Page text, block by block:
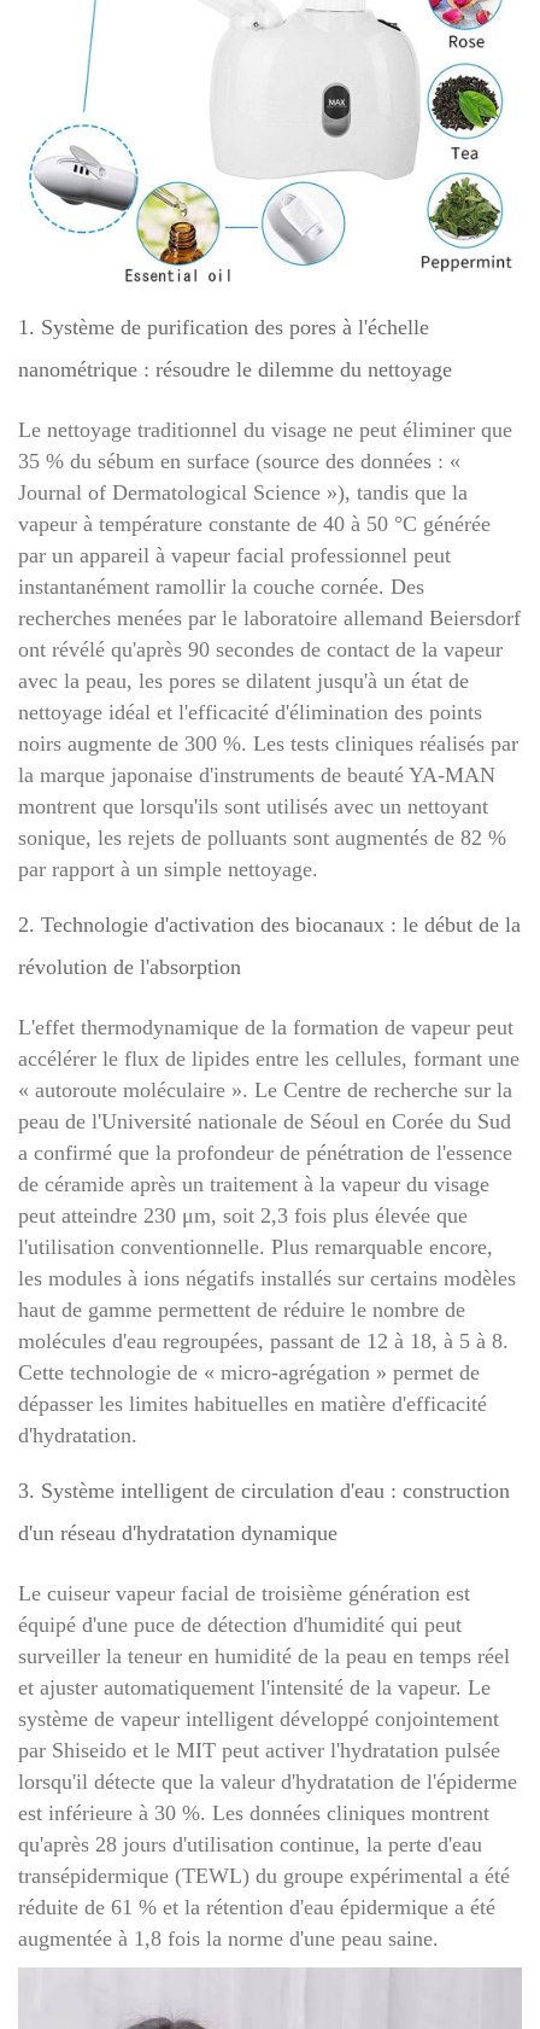
1. Système de purification des pores à l'échelle
nanométrique : résoudre le dilemme du nettoyage
Le nettoyage traditionnel du visage ne peut éliminer que
35 % du sébum en surface (source des données : «
Journal of Dermatological Science »), tandis que la
vapeur à température constante de 40 à 50 °C générée
par un appareil à vapeur facial professionnel peut
instantanément ramollir la couche cornée. Des
recherches menées par le laboratoire allemand Beiersdorf
ont révélé qu'après 90 secondes de contact de la vapeur
avec la peau, les pores se dilatent jusqu'à un état de
nettoyage idéal et l'efficacité d'élimination des points
noirs augmente de 300 %. Les tests cliniques réalisés par
la marque japonaise d'instruments de beauté YA-MAN
montrent que lorsqu'ils sont utilisés avec un nettoyant
sonique, les rejets de polluants sont augmentés de 82 %
par rapport à un simple nettoyage.
2. Technologie d'activation des biocanaux : le début de la
révolution de l'absorption
L'effet thermodynamique de la formation de vapeur peut
accélérer le flux de lipides entre les cellules, formant une
« autoroute moléculaire ». Le Centre de recherche sur la
peau de l'Université nationale de Séoul en Corée du Sud
a confirmé que la profondeur de pénétration de l'essence
de céramide après un traitement à la vapeur du visage
peut atteindre 230 μm, soit 2,3 fois plus élevée que
l'utilisation conventionnelle. Plus remarquable encore,
les modules à ions négatifs installés sur certains modèles
haut de gamme permettent de réduire le nombre de
molécules d'eau regroupées, passant de 12 à 18, à 5 à 8.
Cette technologie de « micro-agrégation » permet de
dépasser les limites habituelles en matière d'efficacité
d'hydratation.
3. Système intelligent de circulation d'eau : construction
d'un réseau d'hydratation dynamique
Le cuiseur vapeur facial de troisième génération est
équipé d'une puce de détection d'humidité qui peut
surveiller la teneur en humidité de la peau en temps réel
et ajuster automatiquement l'intensité de la vapeur. Le
système de vapeur intelligent développé conjointement
par Shiseido et le MIT peut activer l'hydratation pulsée
lorsqu'il détecte que la valeur d'hydratation de l'épiderme
est inférieure à 30 %. Les données cliniques montrent
qu'après 28 jours d'utilisation continue, la perte d'eau
transépidermique (TEWL) du groupe expérimental a été
réduite de 61 % et la rétention d'eau épidermique a été
augmentée à 1,8 fois la norme d'une peau saine.